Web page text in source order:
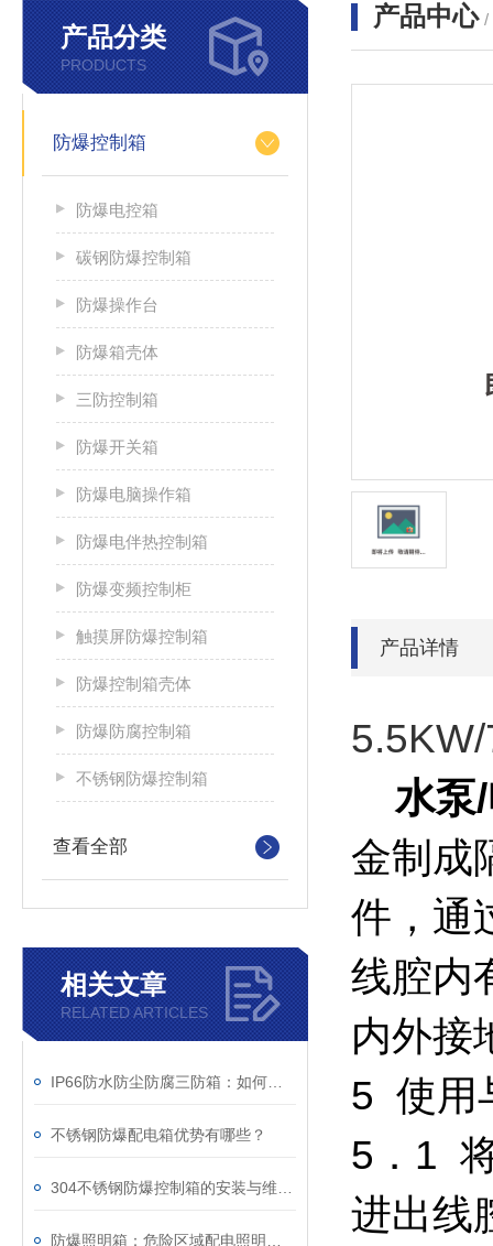
产品分类
PRODUCTS
防爆控制箱
防爆电控箱
碳钢防爆控制箱
防爆操作台
防爆箱壳体
三防控制箱
防爆开关箱
防爆电脑操作箱
防爆电伴热控制箱
防爆变频控制柜
触摸屏防爆控制箱
防爆控制箱壳体
防爆防腐控制箱
不锈钢防爆控制箱
查看全部
相关文章
RELATED ARTICLES
不锈钢防爆配电箱优势有哪些？
产品中心 /
产品详情
水泵
金制成
件，通
线腔内
内外接
5 使用
5．1
进出线